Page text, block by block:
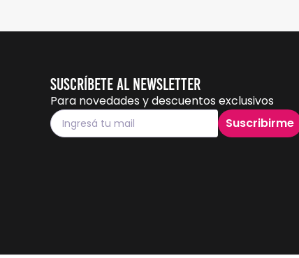
Suscríbete al Newsletter
Para novedades y descuentos exclusivos
Suscribirme